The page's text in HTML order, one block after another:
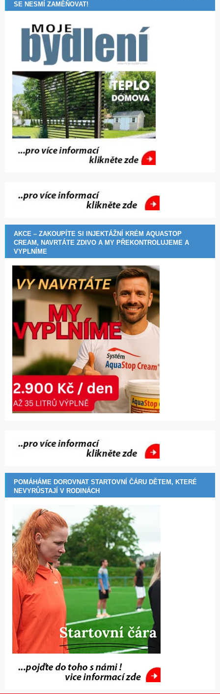
SE NESMÍ ZAMĚŇOVAT!
AKCE – ZAKOUPÍTE SI INJEKTÁŽNÍ KRÉM AQUASTOP
CREAM, NAVRTÁTE ZDIVO A MY PŘEKONTROLUJEME A
VYPLNÍME
POMÁHÁME DOROVNAT STARTOVNÍ ČÁRU DĚTEM, KTERÉ
NEVYRŮSTAJÍ V RODINÁCH